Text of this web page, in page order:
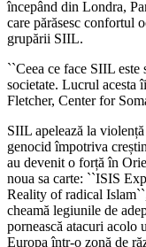
începând din Londra,
care părăsesc confortul
grupării SIIL.
``Ceea ce face SIIL este
societate. Lucrul acesta
Fletcher, Center for
SIIL apelează la
genocid împotriva
au devenit o forță în
noua sa carte: ``ISIS
Reality of radical Islam``
cheamă legiunile de
pornească atacuri acolo
Europa într-o zonă de